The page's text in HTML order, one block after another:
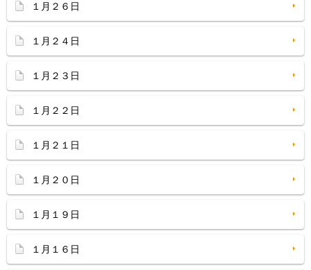
１月２６日
１月２４日
１月２３日
１月２２日
１月２１日
１月２０日
１月１９日
１月１６日